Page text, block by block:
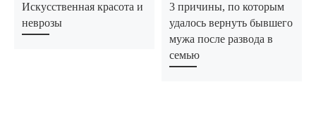
Искусственная красота и
неврозы
3 причины, по которым
удалось вернуть бывшего
мужа после развода в
семью